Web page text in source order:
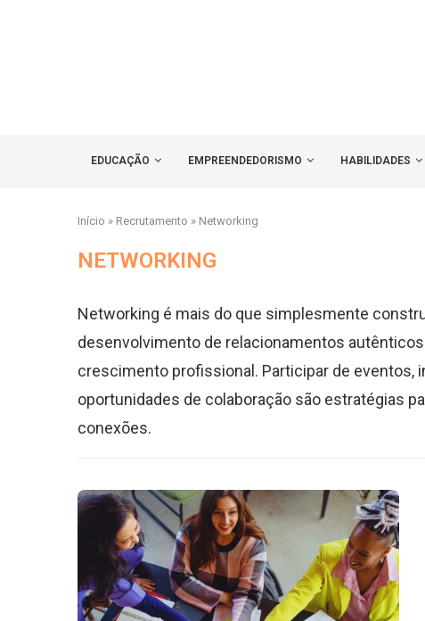
EDUCAÇÃO EMPREENDEDORISMO HABILIDADES
Início » Recrutamento » Networking
NETWORKING
Networking é mais do que simplesmente
desenvolvimento de relacionamentos
crescimento profissional. Participar de eventos,
oportunidades de colaboração são estratégias
conexões.